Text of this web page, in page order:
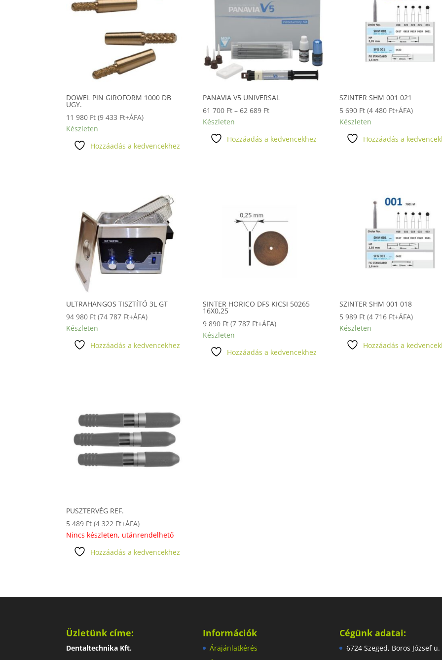
DOWEL PIN GIROFORM 1000 DB
UGY.
11 980 Ft (9 433 Ft+ÁFA)
Készleten
Hozzáadás a kedvencekhez
PANAVIA V5 UNIVERSAL
61 700 Ft – 62 689 FtÁrtartomány:
-
Készleten
Hozzáadás a kedvencekhez
SZINTER SHM 001 021
5 690 Ft (4 480 Ft+ÁFA)
Készleten
Hozzáadás a
ULTRAHANGOS TISZTÍTÓ 3L GT
94 980 Ft (74 787 Ft+ÁFA)
Készleten
Hozzáadás a kedvencekhez
SINTER HORICO DFS KICSI 50265
16X0,25
9 890 Ft (7 787 Ft+ÁFA)
Készleten
Hozzáadás a kedvencekhez
SZINTER SHM 001 018
5 989 Ft (4 716 Ft+ÁFA)
Készleten
Hozzáadás a
PUSZTERVÉG REF.
5 489 Ft (4 322 Ft+ÁFA)
Nincs készleten, utánrendelhető
Hozzáadás a kedvencekhez
Üzletünk címe:
Dentaltechnika Kft.
Információk
Árajánlatkérés
Cégünk adatai:
6724 Szeged, Boros József u.